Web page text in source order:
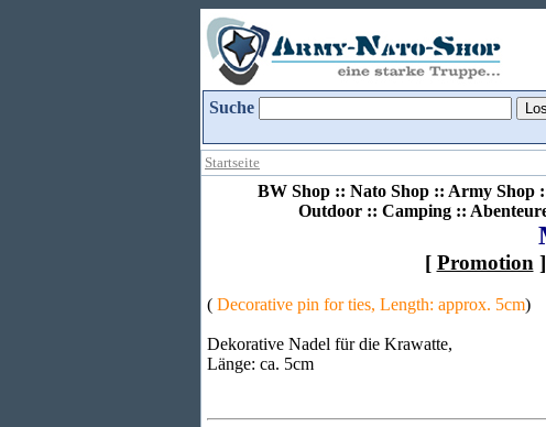
Suche
Startseite
BW Shop :: Nato Shop :: Army Shop
Outdoor :: Camping ::
[ Promotion
( Decorative pin for ties, Length: approx. 5cm)
Dekorative Nadel für die Krawatte,
Länge: ca. 5cm